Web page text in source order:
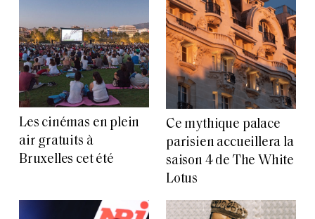
Les cinémas en plein
air gratuits à
Bruxelles cet été
Ce mythique palace
parisien accueillera la
saison 4 de The White
Lotus